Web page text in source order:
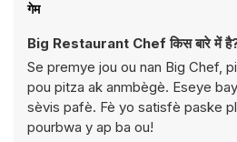
गेम
Big Restaurant Chef किस बारे में
Se premye jou ou nan Big Chef,
pou pitza ak anmbègè. Eseye
sèvis pafè. Fè yo satisfè paske
pourbwa y ap ba ou!